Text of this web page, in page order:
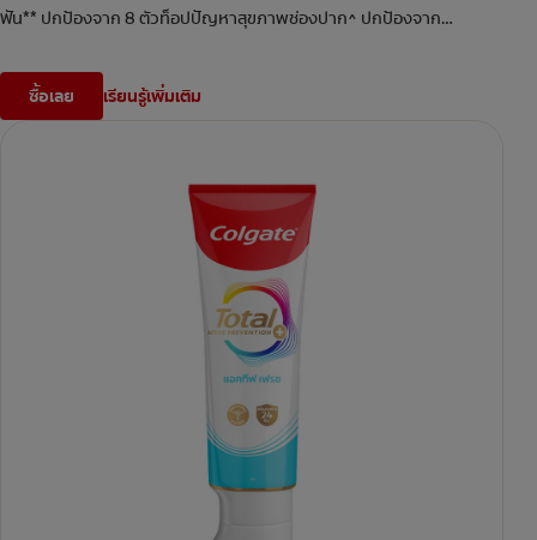
ฟัน** ปกป้องจาก 8 ตัวท็อปปัญหาสุขภาพช่องปาก^ ปกป้องจาก
ซื้อเลย เรียนรู้เพิ่มเติม